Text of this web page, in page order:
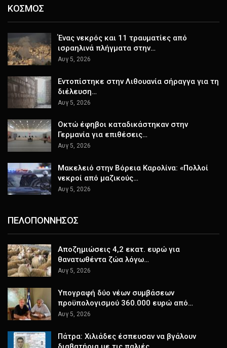
ΚΟΣΜΟΣ
Ένας νεκρός και 11 τραυματίες από
ισραηλινά πλήγματα στην…
Αυγ 5, 2026
Εντοπίστηκε στην Λιθουανία σήραγγα για τη
διέλευση…
Αυγ 5, 2026
Οκτώ έφηβοι καταδικάστηκαν στην
Γερμανία για επιθέσεις…
Αυγ 5, 2026
Μακελειό στην Βόρεια Καρολίνα: «Πολλοί
νεκροί από μαζικούς…
Αυγ 5, 2026
ΠΕΛΟΠΟΝΝΗΣΟΣ
Αποζημιώσεις 4,2 εκατ. ευρώ για
θανατωθέντα ζώα λόγω…
Αυγ 5, 2026
Υπογραφή δύο νέων συμβάσεων
προϋπολογισμού 360.000 ευρώ από…
Αυγ 5, 2026
Πάτρα: Χιλιάδες έσπευσαν να βγάλουν